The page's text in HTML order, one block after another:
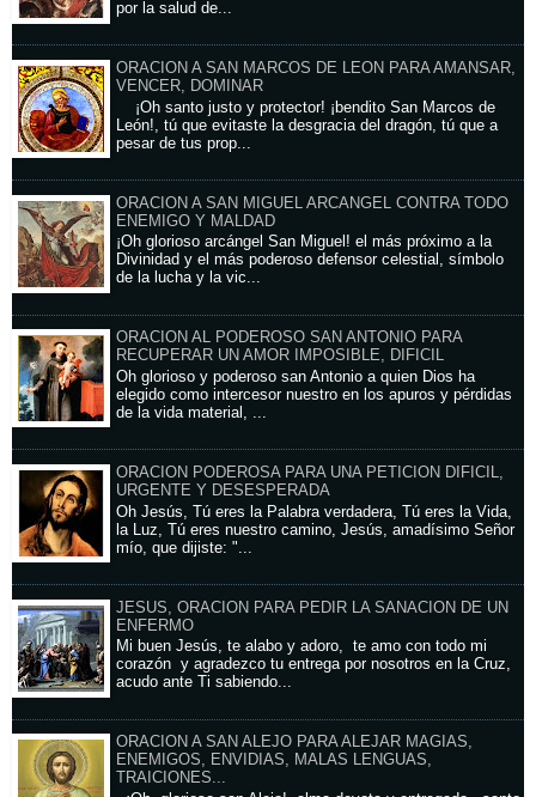
por la salud de...
ORACION A SAN MARCOS DE LEON PARA AMANSAR,
VENCER, DOMINAR
¡Oh santo justo y protector! ¡bendito San Marcos de
León!, tú que evitaste la desgracia del dragón, tú que a
pesar de tus prop...
ORACION A SAN MIGUEL ARCANGEL CONTRA TODO
ENEMIGO Y MALDAD
¡Oh glorioso arcángel San Miguel! el más próximo a la
Divinidad y el más poderoso defensor celestial, símbolo
de la lucha y la vic...
ORACION AL PODEROSO SAN ANTONIO PARA
RECUPERAR UN AMOR IMPOSIBLE, DIFICIL
Oh glorioso y poderoso san Antonio a quien Dios ha
elegido como intercesor nuestro en los apuros y pérdidas
de la vida material, ...
ORACION PODEROSA PARA UNA PETICION DIFICIL,
URGENTE Y DESESPERADA
Oh Jesús, Tú eres la Palabra verdadera, Tú eres la Vida,
la Luz, Tú eres nuestro camino, Jesús, amadísimo Señor
mío, que dijiste: "...
JESUS, ORACION PARA PEDIR LA SANACION DE UN
ENFERMO
Mi buen Jesús, te alabo y adoro, te amo con todo mi
corazón y agradezco tu entrega por nosotros en la Cruz,
acudo ante Ti sabiendo...
ORACION A SAN ALEJO PARA ALEJAR MAGIAS,
ENEMIGOS, ENVIDIAS, MALAS LENGUAS,
TRAICIONES...